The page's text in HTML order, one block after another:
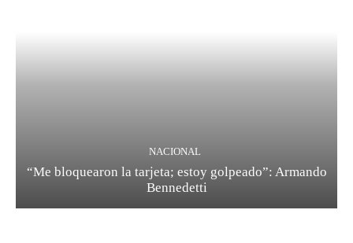
NACIONAL
“Me bloquearon la tarjeta; estoy golpeado”: Armando
Bennedetti